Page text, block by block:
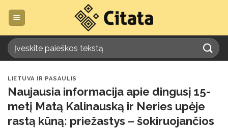
LIETUVA IR PASAULIS
Naujausia informacija apie dingusį 15-
metį Matą Kalinauską ir Neries upėje
rastą kūną: priežastys – šokiruojančios